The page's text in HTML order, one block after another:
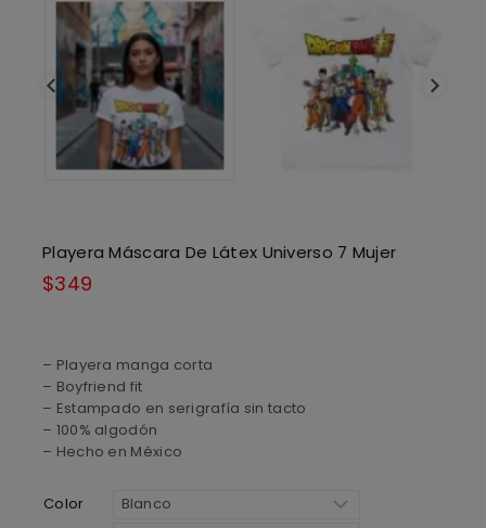
Playera Máscara De Látex Universo 7 Mujer
$349
– Playera manga corta
– Boyfriend fit
– Estampado en serigrafía sin tacto
– 100% algodón
– Hecho en México
Color